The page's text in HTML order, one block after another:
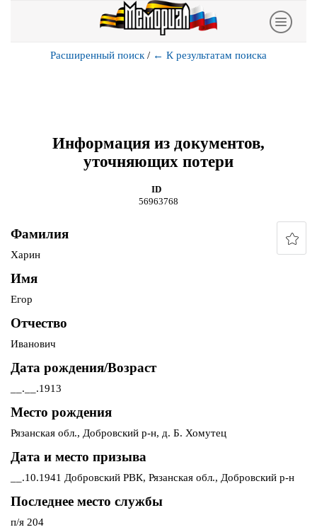
Расширенный поиск / ← К результатам поиска
Информация из документов,
уточняющих потери
ID
56963768
Фамилия
Харин
Имя
Егор
Отчество
Иванович
Дата рождения/Возраст
__.__.1913
Место рождения
Рязанская обл., Добровский р-н, д. Б. Хомутец
Дата и место призыва
__.10.1941 Добровский РВК, Рязанская обл., Добровский р-н
Последнее место службы
п/я 204